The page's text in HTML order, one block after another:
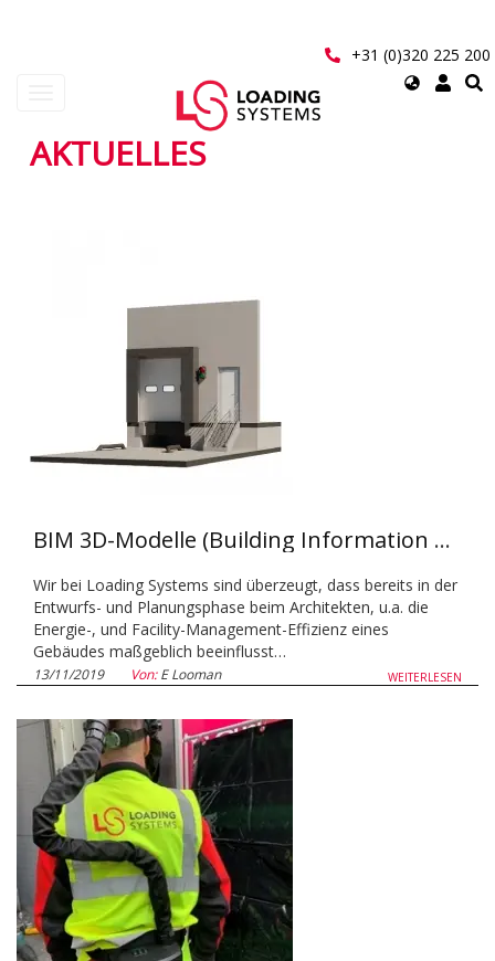
+31 (0)320 225 200
Select
aktivieren/deaktivieren
AKTUELLES
BIM 3D-Modelle (Building Information Modeling) und Virtual Reality bei Loading Systems
Wir bei Loading Systems sind überzeugt, dass bereits in der
Entwurfs- und Planungsphase beim Architekten, u.a. die
Energie-, und Facility-Management-Effizienz eines
Gebäudes maßgeblich beeinflusst…
WEITERLESEN
13/11/2019 Von:E Looman